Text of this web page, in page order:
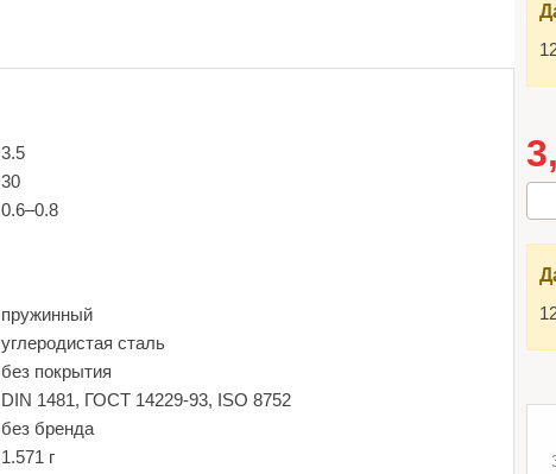
3.5
30
0.6–0.8
пружинный
углеродистая сталь
без покрытия
DIN 1481, ГОСТ 14229-93, ISO 8752
без бренда
1.571 г